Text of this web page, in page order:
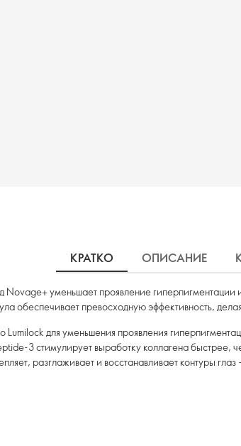
КРАТКО ОПИСАНИЕ
Novage+ уменьшает проявление
обеспечивает превосходную эффективность,
Lumilock для уменьшения проявления
3 стимулирует выработку коллагена
разглаживает и восстанавливает контуры